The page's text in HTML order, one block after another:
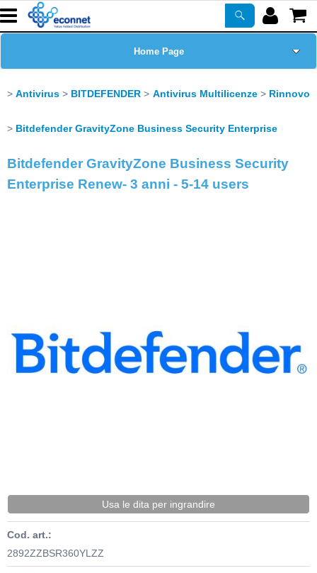
Home Page
Prodotti
Corsi
Antivirus BITDEFENDER Antivirus Multilicenze Rinnovo
Bitdefender GravityZone Business Security Enterprise
Bitdefender GravityZone Business Security
Enterprise Renew- 3 anni - 5-14 users
Usa le dita per ingrandire
Cod. art.:
2892ZZBSR360YLZZ